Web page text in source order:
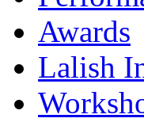
Awards
Lalish